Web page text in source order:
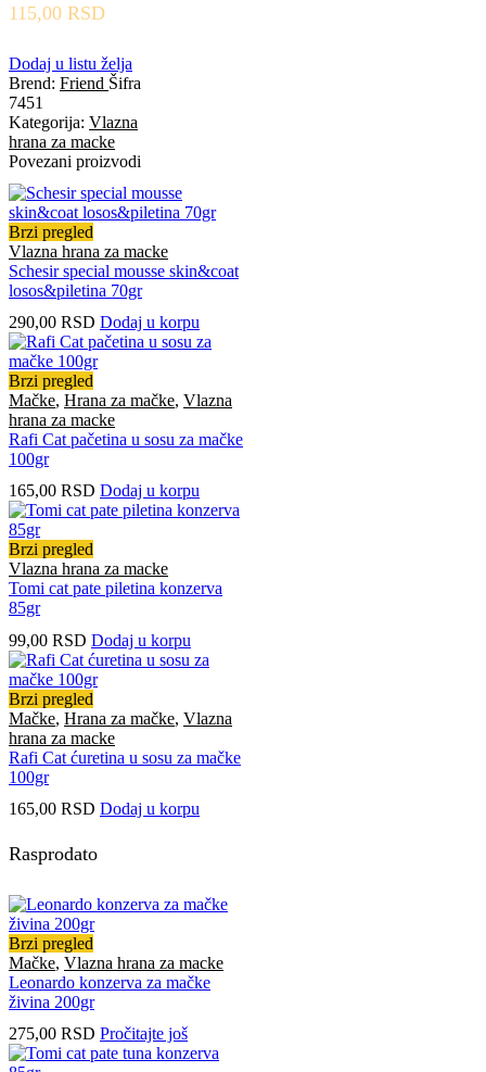
115,00 RSD
Dodaj u listu želja
Brend: Friend Šifra
7451
Kategorija: Vlazna
hrana za macke
Povezani proizvodi
Brzi pregled
Vlazna hrana za macke
Schesir special mousse skin&coat
losos&piletina 70gr
290,00 RSD Dodaj u korpu
Brzi pregled
Mačke, Hrana za mačke, Vlazna
hrana za macke
Rafi Cat pačetina u sosu za mačke
100gr
165,00 RSD Dodaj u korpu
Brzi pregled
Vlazna hrana za macke
Tomi cat pate piletina konzerva
85gr
99,00 RSD Dodaj u korpu
Brzi pregled
Mačke, Hrana za mačke, Vlazna
hrana za macke
Rafi Cat ćuretina u sosu za mačke
100gr
165,00 RSD Dodaj u korpu
Rasprodato
Brzi pregled
Mačke, Vlazna hrana za macke
Leonardo konzerva za mačke
živina 200gr
275,00 RSD Pročitajte još